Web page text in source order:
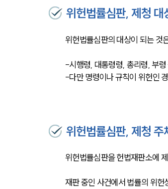
위헌법률심판, 제청 대
위헌법률심판의 대상이 되는 것
-시행령, 대통령령, 총리령, 부령
-다만 명령이나 규칙이 위헌인
위헌법률심판, 제청 주
위헌법률심판을 헌법재판소에
재판 중인 사건에서 법률의 위